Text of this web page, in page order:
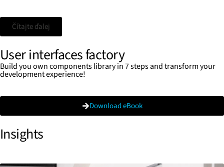
Čítajte ďalej
User interfaces factory
Build you own components library in 7 steps and transform your
development experience!
Download eBook
Insights